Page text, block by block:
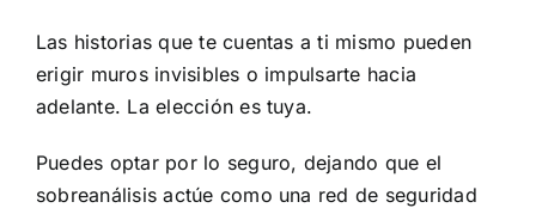
Las historias que te cuentas a ti mismo pueden
erigir muros invisibles o impulsarte hacia
adelante. La elección es tuya.
Puedes optar por lo seguro, dejando que el
sobreanálisis actúe como una red de seguridad